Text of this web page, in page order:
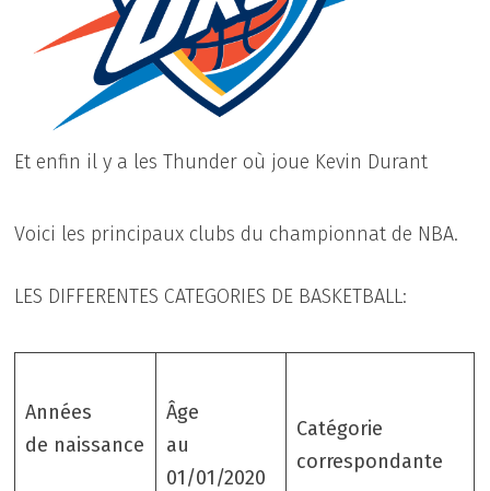
Et enfin il y a les Thunder où joue Kevin Durant
Voici les principaux clubs du championnat de NBA.
LES DIFFERENTES CATEGORIES DE BASKETBALL:
Années
de naissance
Âge
au
01/01/2020
Catégorie
correspondante